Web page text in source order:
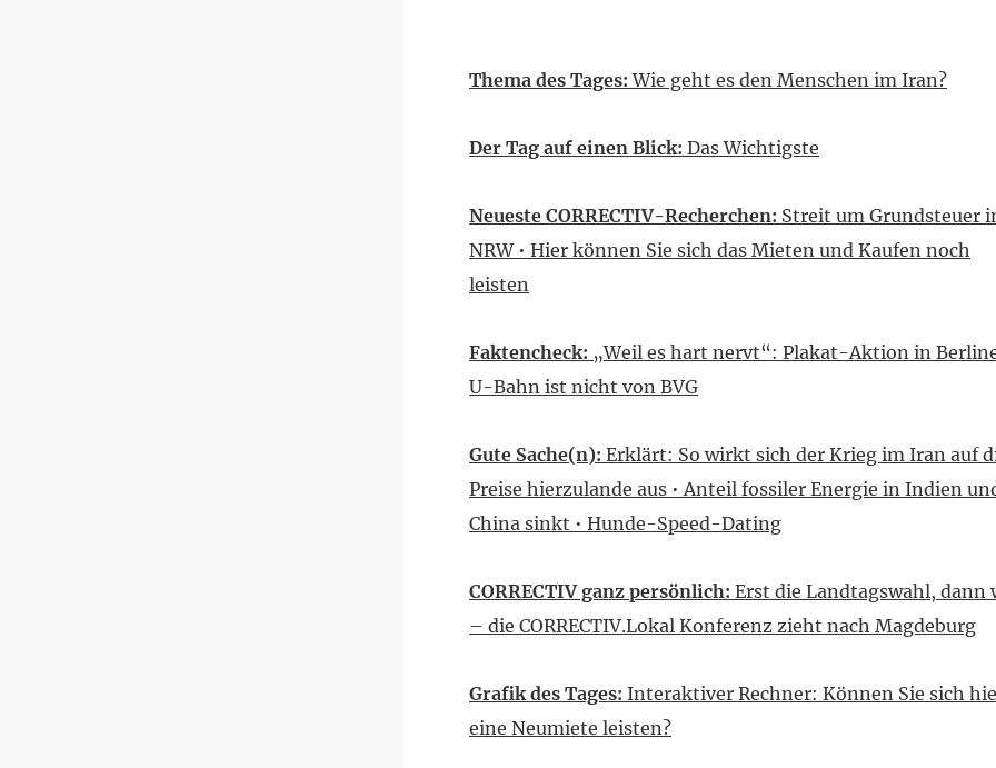
Thema des Tages: Wie geht es den Menschen im Iran?
Der Tag auf einen Blick: Das Wichtigste
Neueste CORRECTIV-Recherchen: Streit um Grundsteuer
NRW • Hier können Sie sich das Mieten und Kaufen noch
leisten
Faktencheck: „Weil es hart nervt“: Plakat-Aktion in
U-Bahn ist nicht von BVG
Gute Sache(n): Erklärt: So wirkt sich der Krieg im Iran auf
Preise hierzulande aus • Anteil fossiler Energie in Indien
China sinkt • Hunde-Speed-Dating
CORRECTIV ganz persönlich: Erst die Landtagswahl, dann
– die CORRECTIV.Lokal Konferenz zieht nach Magdeburg
Grafik des Tages: Interaktiver Rechner: Können Sie sich
eine Neumiete leisten?